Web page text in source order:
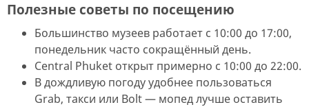
Полезные советы по посещению
Большинство музеев работает с 10:00 до 17:00,
понедельник часто сокращённый день.
Central Phuket открыт примерно с 10:00 до 22:00.
В дождливую погоду удобнее пользоваться
Grab, такси или Bolt — мопед лучше оставить